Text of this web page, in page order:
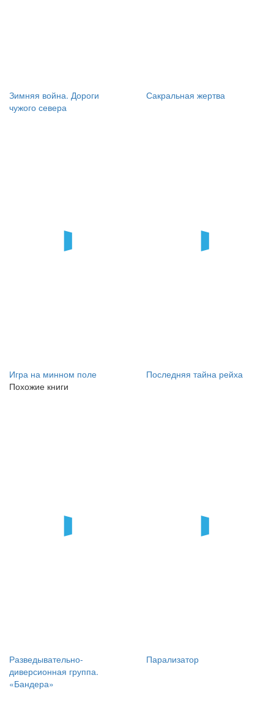
Зимняя война. Дороги
чужого севера
Сакральная жертва
Игра на минном поле
Последняя тайна рейха
Похожие книги
Разведывательно-
диверсионная группа.
«Бандера»
Парализатор